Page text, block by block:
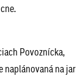
Povoznícka,
naplánovaná na jar